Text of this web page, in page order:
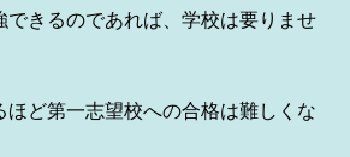
できるのであれば、学校は要りませ
ほど第一志望校への合格は難しくな